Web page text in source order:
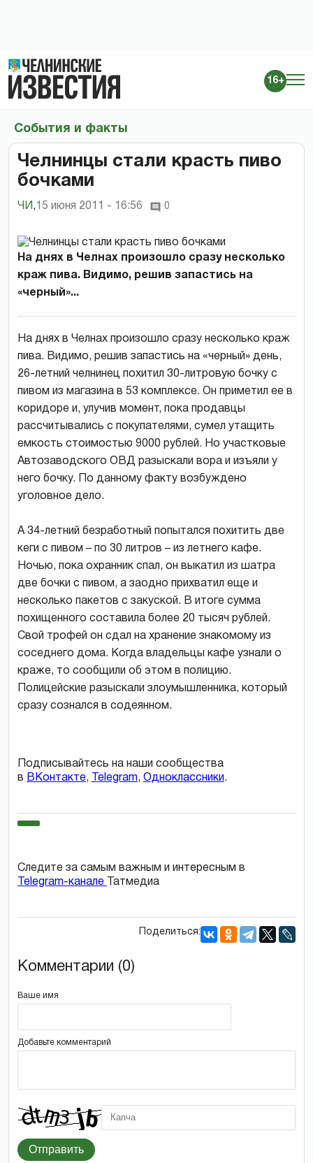
16+
События и факты
Челнинцы стали красть пиво
бочками
ЧИ , 15 июня 2011 - 16:56 0
На днях в Челнах произошло сразу несколько
краж пива. Видимо, решив запастись на
«черный»...
На днях в Челнах произошло сразу несколько краж
пива. Видимо, решив запастись на «черный» день,
26-летний челнинец похитил 30-литровую бочку с
пивом из магазина в 53 комплексе. Он приметил ее в
коридоре и, улучив момент, пока продавцы
рассчитывались с покупателями, сумел утащить
емкость стоимостью 9000 рублей. Но участковые
Автозаводского ОВД разыскали вора и изъяли у
него бочку. По данному факту возбуждено
уголовное дело.
А 34-летний безработный попытался похитить две
кеги с пивом – по 30 литров – из летнего кафе.
Ночью, пока охранник спал, он выкатил из шатра
две бочки с пивом, а заодно прихватил еще и
несколько пакетов с закуской. В итоге сумма
похищенного составила более 20 тысяч рублей.
Свой трофей он сдал на хранение знакомому из
соседнего дома. Когда владельцы кафе узнали о
краже, то сообщили об этом в полицию.
Полицейские разыскали злоумышленника, который
сразу сознался в содеянном.
Подписывайтесь на наши сообщества
в ВКонтакте, Telegram, Одноклассники.
Следите за самым важным и интересным в
Telegram-канале
Татмедиа
Поделиться:
Комментарии (0)
Ваше имя
Добавьте комментарий
Отправить